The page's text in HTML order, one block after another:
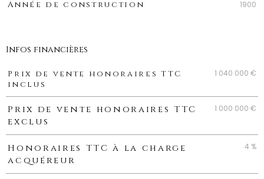
Année de construction 1900
Infos financières
Caractéristiques Valeurs
Prix de vente honoraires TTC
inclus
1 040 000 €
Prix de vente honoraires TTC
exclus
1 000 000 €
Honoraires TTC à la charge
acquéreur
4 %